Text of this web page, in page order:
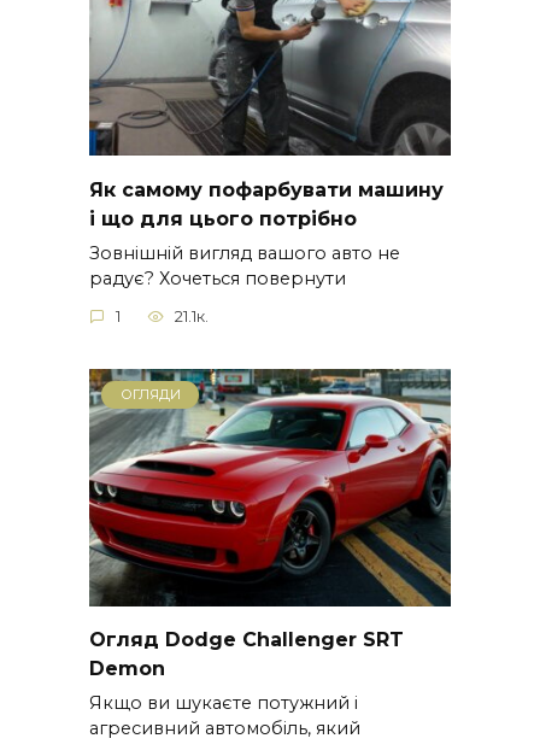
Як самому пофарбувати машину
і що для цього потрібно
Зовнішній вигляд вашого авто не
радує? Хочеться повернути
1 21.1к.
ОГЛЯДИ
Огляд Dodge Challenger SRT
Demon
Якщо ви шукаєте потужний і
агресивний автомобіль, який